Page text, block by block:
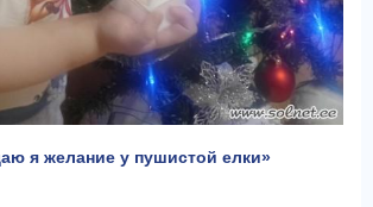
я желание у пушистой елки»